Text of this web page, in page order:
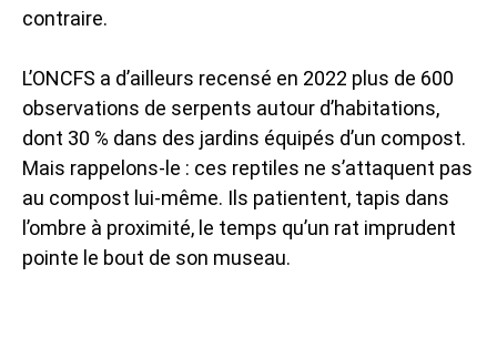
contraire.
L’ONCFS a d’ailleurs recensé en 2022 plus de 600
observations de serpents autour d’habitations,
dont 30 % dans des jardins équipés d’un compost.
Mais rappelons-le : ces reptiles ne s’attaquent pas
au compost lui-même. Ils patientent, tapis dans
l’ombre à proximité, le temps qu’un rat imprudent
pointe le bout de son museau.